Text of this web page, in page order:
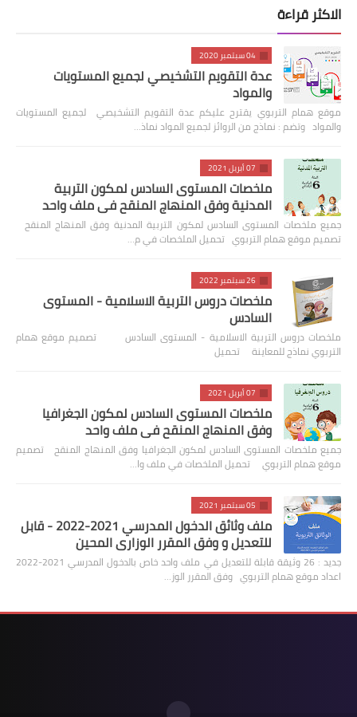
الاكثر قراءة
04 سبتمبر 2020
عدة التقويم التشخيصي لجميع المستويات
والمواد
موقع همام التربوي يقترح عليكم عدة التقويم التشخيصي لجميع المستويات
والمواد وتضم : نماذج من الروائز لجميع المواد نماذ…
07 أبريل 2021
ملخصات المستوى السادس لمكون التربية
المدنية وفق المنهاج المنقح في ملف واحد
جميع ملخصات المستوى السادس لمكون التربية المدنية وفق المنهاج المنقح
تصميم موقع همام التربوي تحميل الملخصات في م…
26 سبتمبر 2022
ملخصات دروس التربية الاسلامية - المستوى
السادس
ملخصات دروس التربية الاسلامية - المستوى السادس تصميم موقع همام
التربوي نماذج للمعاينة تحميل
07 أبريل 2021
ملخصات المستوى السادس لمكون الجغرافيا
وفق المنهاج المنقح في ملف واحد
جميع ملخصات المستوى السادس لمكون الجغرافيا وفق المنهاج المنقح تصميم
موقع همام التربوي تحميل الملخصات في ملف وا…
05 سبتمبر 2021
ملف وثائق الدخول المدرسي 2021-2022 - قابل
للتعديل و وفق المقرر الوزاري المحين
جديد : 26 وثيقة قابلة للتعديل في ملف واحد خاص بالدخول المدرسي 2021-2022
اعداد موقع همام التربوي وفق المقرر الوز…